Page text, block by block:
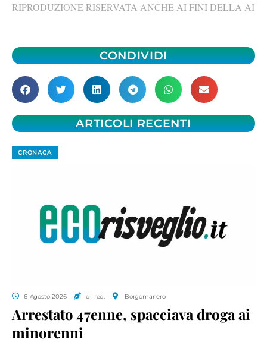
RIPRODUZIONE RISERVATA ANCHE AI FINI DELLA AI
CONDIVIDI
ARTICOLI RECENTI
CRONACA
6 Agosto 2026 di red. Borgomanero
Arrestato 47enne, spacciava droga ai
minorenni